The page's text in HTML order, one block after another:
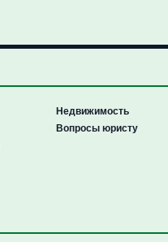
Недвижимость
Вопросы юристу